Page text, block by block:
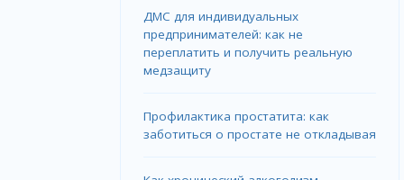
ДМС для индивидуальных
предпринимателей: как не
переплатить и получить реальную
медзащиту
Профилактика простатита: как
заботиться о простате не откладывая